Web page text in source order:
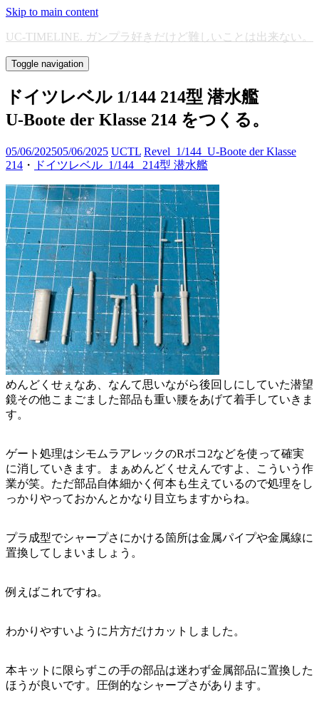
Skip to main content
UC-TIMELINE. ガンプラ好きだけど難しいことは出来ない。
Toggle navigation
ドイツレベル 1/144 214型 潜水艦
U-Boote der Klasse 214 をつくる。
05/06/202505/06/2025 UCTL Revel_1/144_U-Boote der Klasse
214 ・ ドイツレベル_1/144_ 214型 潜水艦
めんどくせぇなあ、なんて思いながら後回しにしていた潜望
鏡その他こまごました部品も重い腰をあげて着手していきま
す。
ゲート処理はシモムラアレックのRボコ2などを使って確実
に消していきます。まぁめんどくせえんですよ、こういう作
業が笑。ただ部品自体細かく何本も生えているので処理をし
っかりやっておかんとかなり目立ちますからね。
プラ成型でシャープさにかける箇所は金属パイプや金属線に
置換してしまいましょう。
例えばこれですね。
わかりやすいように片方だけカットしました。
本キットに限らずこの手の部品は迷わず金属部品に置換した
ほうが良いです。圧倒的なシャープさがあります。